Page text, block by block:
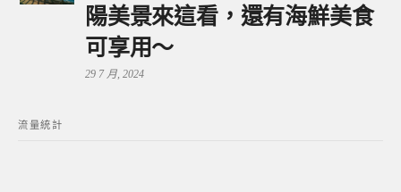
陽美景來這看，還有海鮮美食
可享用～
29 7 月, 2024
流量統計